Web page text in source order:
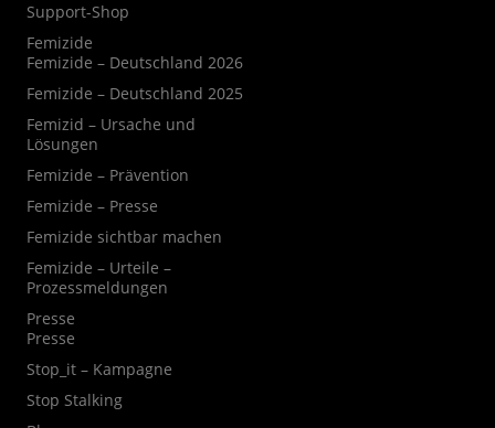
Support-Shop
Femizide
Femizide – Deutschland 2026
Femizide – Deutschland 2025
Femizid – Ursache und
Lösungen
Femizide – Prävention
Femizide – Presse
Femizide sichtbar machen
Femizide – Urteile –
Prozessmeldungen
Presse
Presse
Stop_it – Kampagne
Stop Stalking